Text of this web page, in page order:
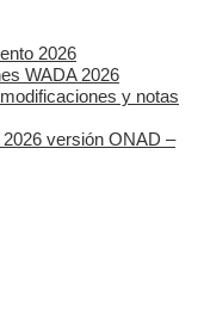
2026
WADA 2026
y notas
versión ONAD –